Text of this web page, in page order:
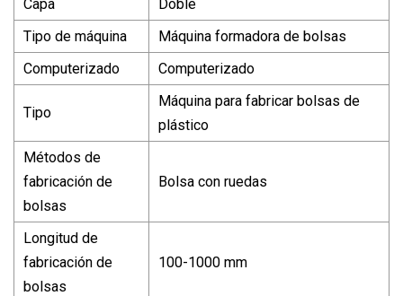
Capa
Doble
Tipo de máquina
Máquina formadora de bolsas
Computerizado
Computerizado
Tipo
Máquina para fabricar bolsas de
plástico
Métodos de
fabricación de
bolsas
Bolsa con ruedas
Longitud de
fabricación de
bolsas
100-1000 mm